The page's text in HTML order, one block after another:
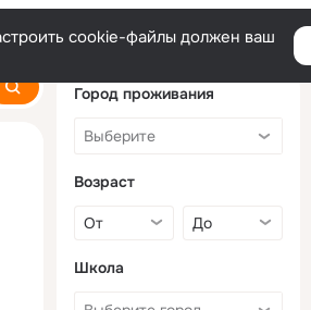
cookie-файлы должен ваш
Город проживания
Возраст
Школа